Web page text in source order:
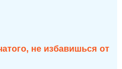
не избавишься от